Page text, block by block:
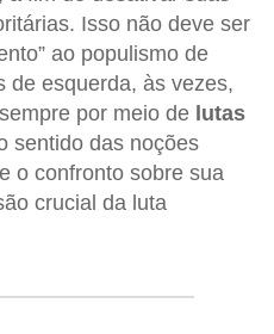
Isso não deve ser
ao populismo de
de esquerda, às vezes,
por meio de lutas
sentido das noções
o confronto sobre sua
crucial da luta